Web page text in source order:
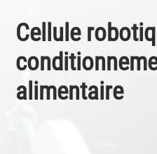
Cellule
alimentaire